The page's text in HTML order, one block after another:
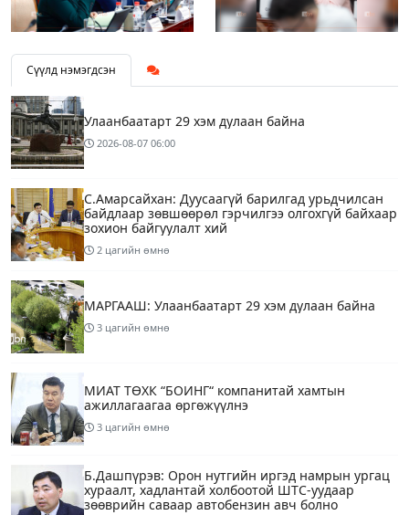
Сүүлд нэмэгдсэн
Улаанбаатарт 29 хэм дулаан байна
2026-08-07 06:00
С.Амарсайхан: Дуусаагүй барилгад урьдчилсан
байдлаар зөвшөөрөл гэрчилгээ олгохгүй байхаар
зохион байгуулалт хий
2 цагийн өмнө
МАРГААШ: Улаанбаатарт 29 хэм дулаан байна
3 цагийн өмнө
МИАТ ТӨХК “БОИНГ“ компанитай хамтын
ажиллагаагаа өргөжүүлнэ
3 цагийн өмнө
Б.Дашпүрэв: Орон нутгийн иргэд намрын ургац
хураалт, хадлантай холбоотой ШТС-уудаар
зөөврийн саваар автобензин авч болно